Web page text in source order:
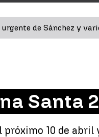
de Sánchez y
Santa
10 de